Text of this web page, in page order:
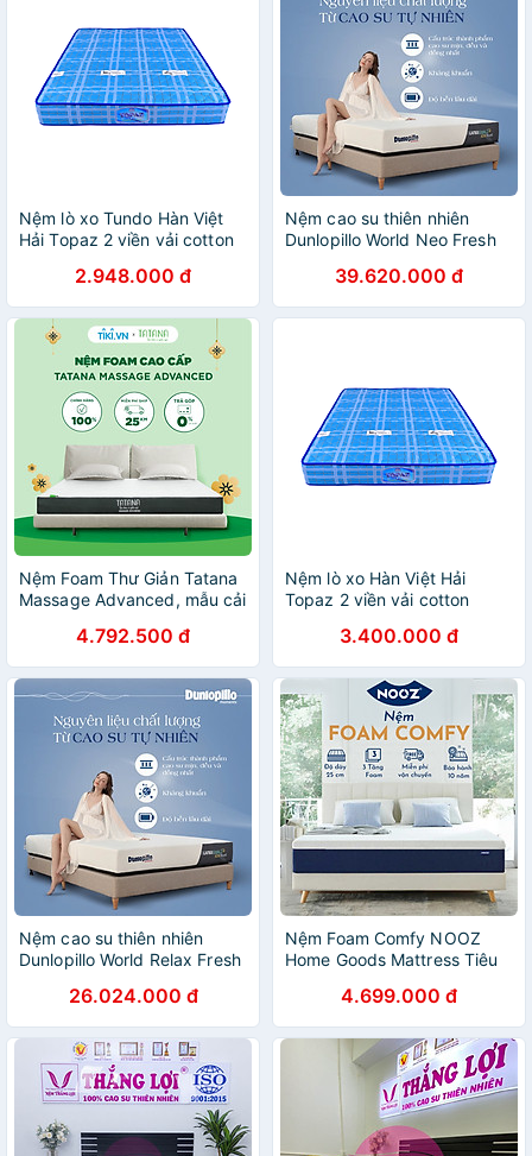
Nệm lò xo Tundo Hàn Việt
Hải Topaz 2 viền vải cotton
2.948.000 đ
Nệm cao su thiên nhiên
Dunlopillo World Neo Fresh
39.620.000 đ
Nệm Foam Thư Giản Tatana
Massage Advanced, mẫu cải
4.792.500 đ
Nệm lò xo Hàn Việt Hải
Topaz 2 viền vải cotton
3.400.000 đ
Nệm cao su thiên nhiên
Dunlopillo World Relax Fresh
26.024.000 đ
Nệm Foam Comfy NOOZ
Home Goods Mattress Tiêu
Đệm Cao Su Non Hỗ Trợ
Nâng Đỡ Vỏ Đệm Tencel
4.699.000 đ